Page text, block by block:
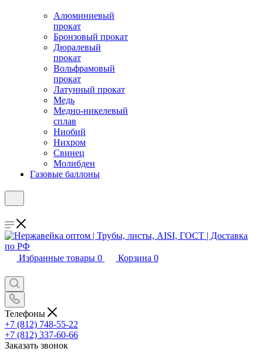
Алюминиевый
прокат
Бронзовый прокат
Дюралевый
прокат
Вольфрамовый
прокат
Латунный прокат
Медь
Медно-никелевый
сплав
Ниобий
Нихром
Свинец
Молибден
Газовые баллоны
Избранные товары 0 Корзина 0
Телефоны
+7 (812) 748-55-22
+7 (812) 337-60-66
Заказать звонок